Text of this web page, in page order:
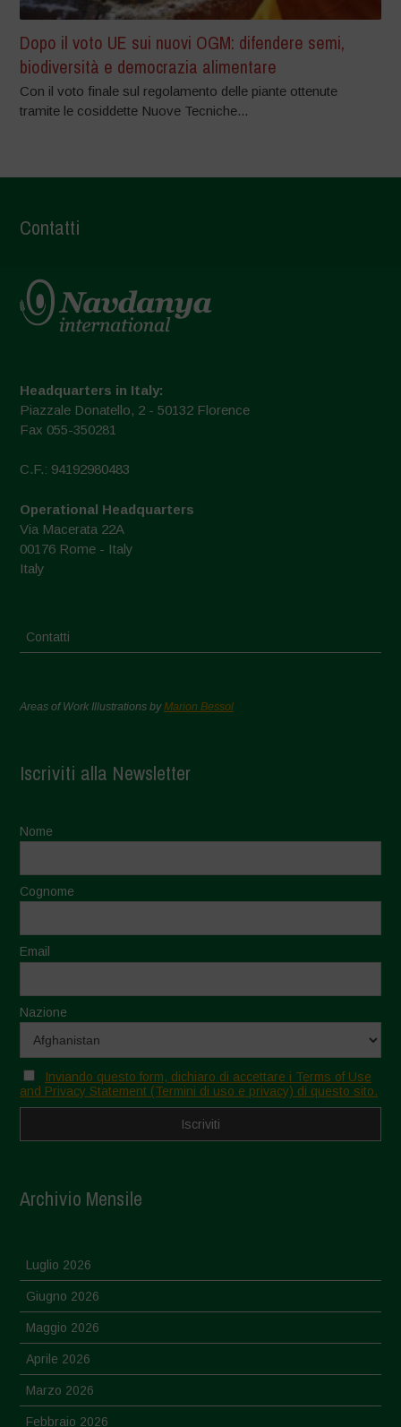
Dopo il voto UE sui nuovi OGM: difendere semi,
biodiversità e democrazia alimentare
Con il voto finale sul regolamento delle piante ottenute
tramite le cosiddette Nuove Tecniche...
Contatti
Headquarters in Italy:
Piazzale Donatello, 2 - 50132 Florence
Fax 055-350281
C.F.: 94192980483
Operational Headquarters
Via Macerata 22A
00176 Rome - Italy
Italy
Contatti
Areas of Work Illustrations byMarion Bessol
Iscriviti alla Newsletter
Nome
Cognome
Email
Nazione
Inviando questo form, dichiaro di accettare i Terms of Use
and Privacy Statement (Termini di uso e privacy) di questo sito.
Archivio Mensile
Luglio 2026
Giugno 2026
Maggio 2026
Aprile 2026
Marzo 2026
Febbraio 2026